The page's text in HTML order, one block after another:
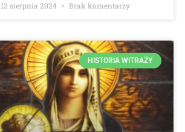
12 sierpnia 2024 Brak komentarzy
HISTORIA WITRAŻY